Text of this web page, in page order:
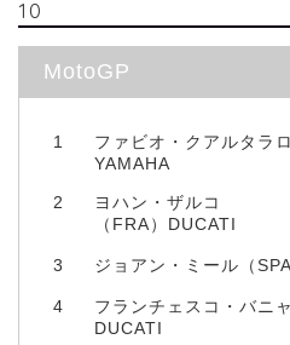
10
MotoGP
1
ファビオ・クアルタラ
YAMAHA
2
ヨハン・ザルコ
（FRA）DUCATI
3 ジョアン・ミール（
4
フランチェスコ・バニ
DUCATI